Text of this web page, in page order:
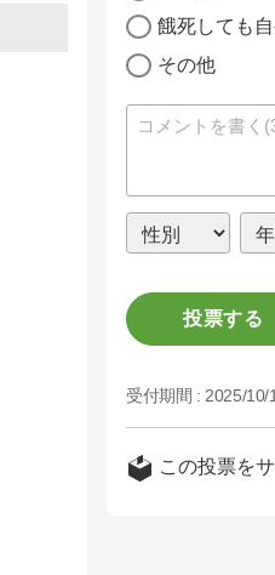
餓死しても
その他
投票する
受付期間 :2025/10/
この投票を